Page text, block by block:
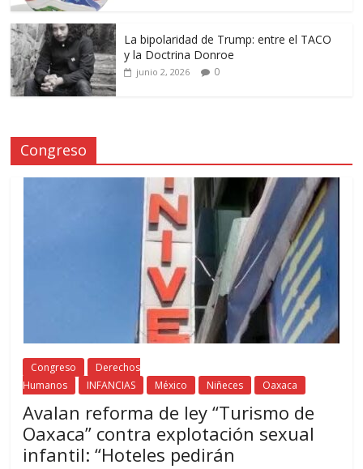
La bipolaridad de Trump: entre el TACO
y la Doctrina Donroe
junio 2, 2026 0
Congreso
Congreso
Derechos
Humanos
INFANCIAS México Niñeces Oaxaca
Avalan reforma de ley “Turismo de
Oaxaca” contra explotación sexual
infantil: “Hoteles pedirán